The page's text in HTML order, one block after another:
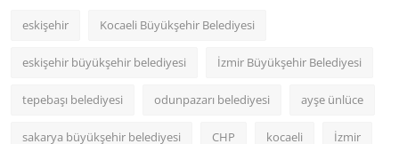
eskişehir Kocaeli Büyükşehir Belediyesi
eskişehir büyükşehir belediyesi İzmir Büyükşehir Belediyesi
tepebaşı belediyesi odunpazarı belediyesi ayşe ünlüce
sakarya büyükşehir belediyesi CHP kocaeli İzmir